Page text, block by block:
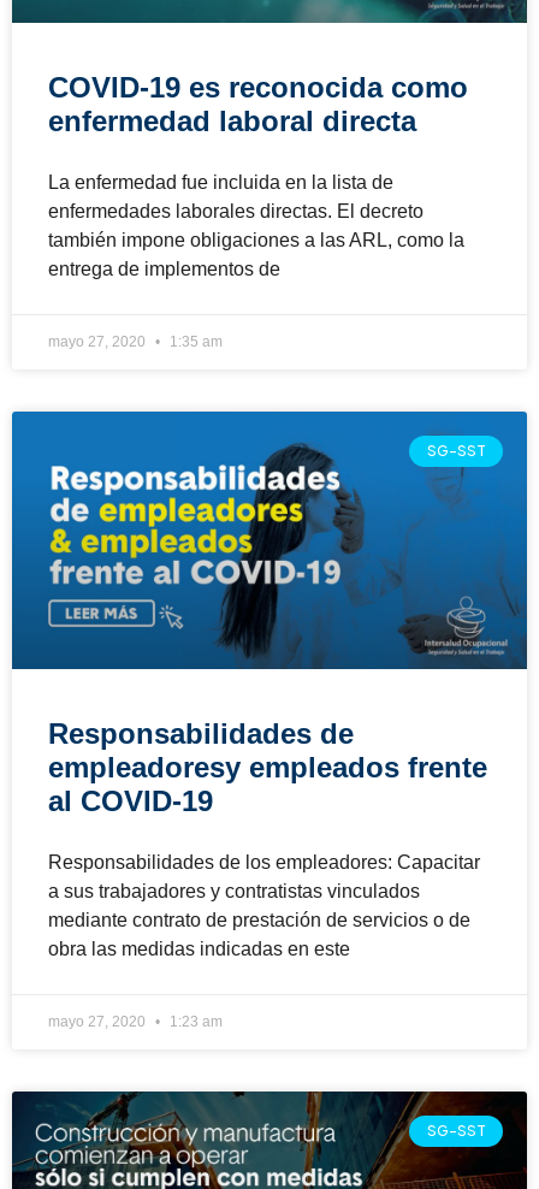
COVID-19 es reconocida como
enfermedad laboral directa
La enfermedad fue incluida en la lista de
enfermedades laborales directas. El decreto
también impone obligaciones a las ARL, como la
entrega de implementos de
mayo 27, 2020 1:35 am
SG-SST
Responsabilidades de
empleadoresy empleados frente
al COVID-19
Responsabilidades de los empleadores: Capacitar
a sus trabajadores y contratistas vinculados
mediante contrato de prestación de servicios o de
obra las medidas indicadas en este
mayo 27, 2020 1:23 am
SG-SST